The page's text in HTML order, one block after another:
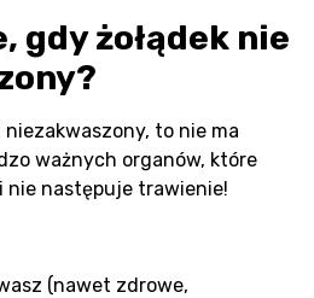
gdy żołądek nie
to nie ma
ważnych organów, które
nie następuje trawienie!
(nawet zdrowe,